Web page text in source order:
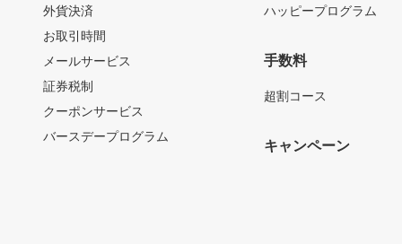
外貨決済
お取引時間
メールサービス
証券税制
クーポンサービス
バースデープログラム
ハッピープログラム
手数料
超割コース
キャンペーン